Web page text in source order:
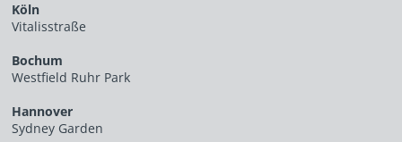
Köln
Vitalisstraße
Bochum
Westfield Ruhr Park
Hannover
Sydney Garden